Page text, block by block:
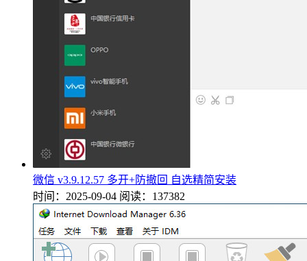
微信 v3.9.12.57 多开+防撤回 自选精简安装
时间：2025-09-04 阅读：137382